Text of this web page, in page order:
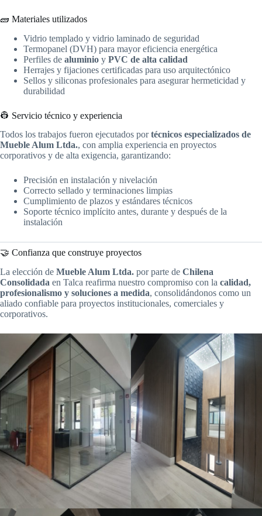
🧱 Materiales utilizados
Vidrio templado y vidrio laminado de seguridad
Termopanel (DVH) para mayor eficiencia energética
Perfiles de aluminio y PVC de alta calidad
Herrajes y fijaciones certificadas para uso arquitectónico
Sellos y siliconas profesionales para asegurar hermeticidad y
durabilidad
👷 Servicio técnico y experiencia
Todos los trabajos fueron ejecutados portécnicos especializados de
Mueble Alum Ltda., con amplia experiencia en proyectos
corporativos y de alta exigencia, garantizando:
Precisión en instalación y nivelación
Correcto sellado y terminaciones limpias
Cumplimiento de plazos y estándares técnicos
Soporte técnico implícito antes, durante y después de la
instalación
🤝 Confianza que construye proyectos
La elección de Mueble Alum Ltda. por parte de Chilena
Consolidada en Talca reafirma nuestro compromiso con la calidad,
profesionalismo y soluciones a medida, consolidándonos como un
aliado confiable para proyectos institucionales, comerciales y
corporativos.